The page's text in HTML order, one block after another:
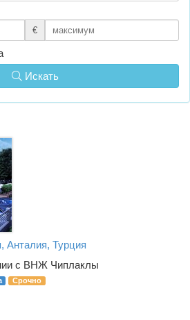
€
Искать
Анталия, Турция
с ВНЖ Чиплаклы
Срочно